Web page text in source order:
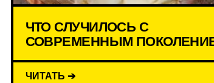
ЧТО СЛУЧИЛОСЬ С
СОВРЕМЕННЫМ
ЧИТАТЬ ➔